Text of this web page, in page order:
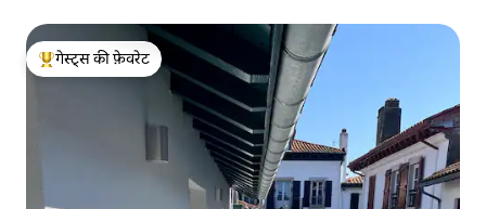
गेस्ट्स का टॉप फ़ेवरेट
गेस्ट्स की फ़ेवरेट